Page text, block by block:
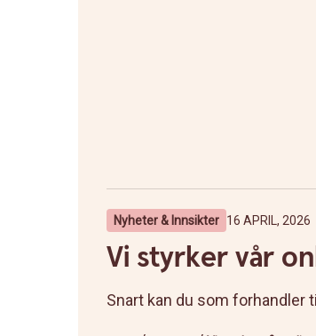
Nyheter & Innsikter 16 APRIL, 2026
Vi styrker vår
Snart kan du som forhandler